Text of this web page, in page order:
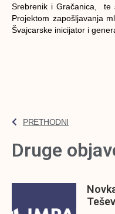
Srebrenik i Gračanica, te
Projektom zapošljavanja
Švajcarske inicijator i
PRETHODNI
Druge